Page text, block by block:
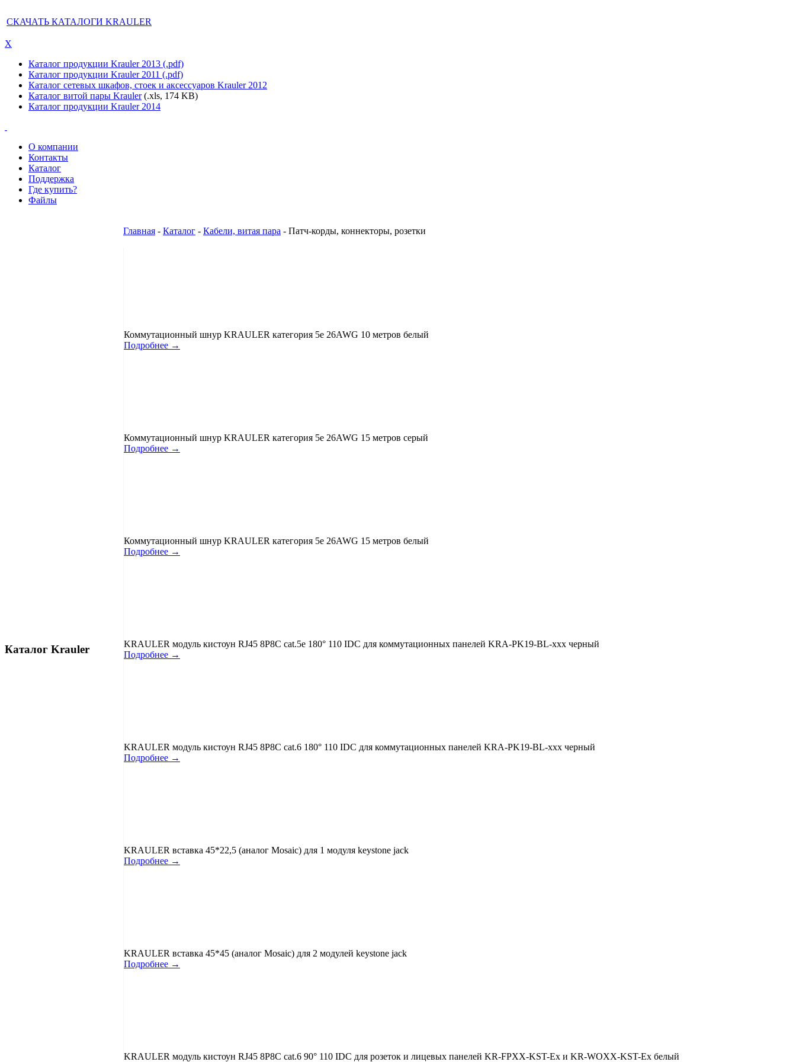
СКАЧАТЬ КАТАЛОГИ KRAULER
X
Каталог продукции Krauler 2013 (.pdf)
Каталог продукции Krauler 2011 (.pdf)
Каталог сетевых шкафов, стоек и аксессуаров Krauler 2012
Каталог витой пары Krauler(.xls, 174 KB)
Каталог продукции Krauler 2014
О компании
Контакты
Каталог
Поддержка
Где купить?
Файлы
Каталог Krauler
Главная - Каталог - Кабели, витая пара - Патч-корды, коннекторы, розетки
Коммутационный шнур KRAULER категория 5е 26AWG 10 метров белый
Подробнее →
Коммутационный шнур KRAULER категория 5е 26AWG 15 метров серый
Подробнее →
Коммутационный шнур KRAULER категория 5е 26AWG 15 метров белый
Подробнее →
KRAULER модуль кистоун RJ45 8P8C cat.5e 180° 110 IDC для коммутационных панелей KRA-PK19-BL-xxx черный
Подробнее →
KRAULER модуль кистоун RJ45 8P8C cat.6 180° 110 IDC для коммутационных панелей KRA-PK19-BL-xxx черный
Подробнее →
KRAULER вставка 45*22,5 (аналог Mosaic) для 1 модуля keystone jack
Подробнее →
KRAULER вставка 45*45 (аналог Mosaic) для 2 модулей keystone jack
Подробнее →
KRAULER модуль кистоун RJ45 8P8C cat.6 90° 110 IDC для розеток и лицевых панелей KR-FPXX-KST-Ex и KR-WOXX-KST-Ex белый